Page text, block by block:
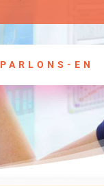
PARLONS-EN